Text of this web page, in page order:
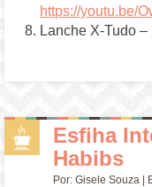
https://youtu.be/
Lanche X-Tudo –
Esfiha
Habibs
Por:Gisele Souza |